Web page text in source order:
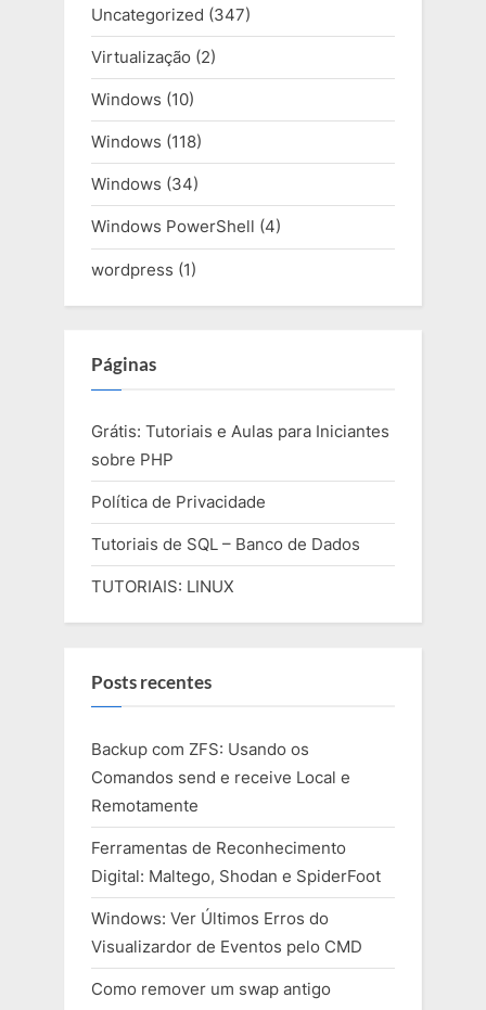
Uncategorized (347)
Virtualização (2)
Windows (10)
Windows (118)
Windows (34)
Windows PowerShell (4)
wordpress (1)
Páginas
Grátis: Tutoriais e Aulas para Iniciantes
sobre PHP
Política de Privacidade
Tutoriais de SQL – Banco de Dados
TUTORIAIS: LINUX
Posts recentes
Backup com ZFS: Usando os
Comandos send e receive Local e
Remotamente
Ferramentas de Reconhecimento
Digital: Maltego, Shodan e SpiderFoot
Windows: Ver Últimos Erros do
Visualizardor de Eventos pelo CMD
Como remover um swap antigo